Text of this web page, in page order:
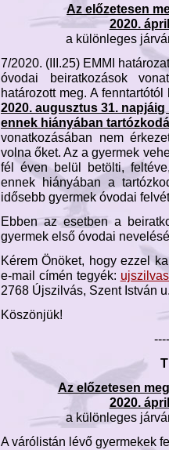
Az előzetesen
2020.
a különleges
7/2020. (III.25) EMMI
óvodai beiratkozások
határozott meg. A
2020. augusztus 31.
ennek hiányában
vonatkozásában nem
volna őket. Az a gyermek
fél éven belül betölti,
ennek hiányában a
idősebb gyermek óvodai
Ebben az esetben a
gyermek első óvodai
Kérem Önöket, hogy ezzel
e-mail címén tegyék:
2768 Újszilvás, Szent István
Köszönjük!
Az előzetesen
2020.
a különleges
A várólistán lévő gyermekek